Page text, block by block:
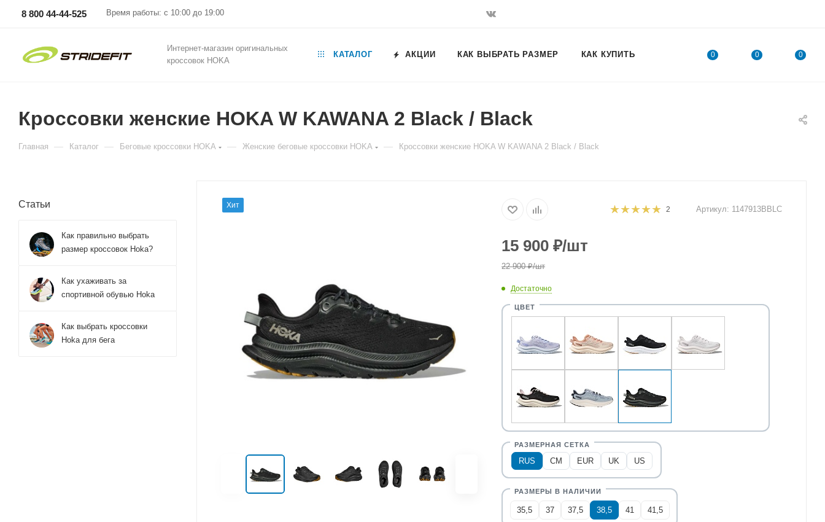
8 800 44-44-525 Время работы: с 10:00 до 19:00
0 0 0
Интернет-магазин оригинальных
кроссовок HOKA
КАТАЛОГ АКЦИИ КАК ВЫБРАТЬ РАЗМЕР КАК КУПИТЬ
Кроссовки женские HOKA W KAWANA 2 Black / Black
Главная — Каталог — Беговые кроссовки HOKA — Женские беговые кроссовки HOKA — Кроссовки женские HOKA W KAWANA 2 Black / Black
Хит 2 Артикул: 1147913BBLC
15 900 ₽/шт
22 900₽/шт
Достаточно
RUS CM EUR UK US
35,5 37 37,5 38,5 41 41,5
Статьи
Как правильно выбрать
размер кроссовок Hoka?
Как ухаживать за
спортивной обувью Hoka
Как выбрать кроссовки
Hoka для бега